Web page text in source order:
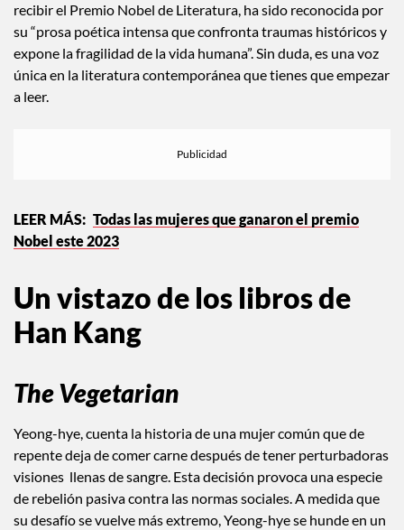
recibir el Premio Nobel de Literatura, ha sido reconocida por
su “prosa poética intensa que confronta traumas históricos y
expone la fragilidad de la vida humana”. Sin duda, es una voz
única en la literatura contemporánea que tienes que empezar
a leer.
Todas las mujeres que ganaron el premio
Nobel este 2023
Un vistazo de los libros de
Han Kang
The Vegetarian
Yeong-hye, cuenta la historia de una mujer común que de
repente deja de comer carne después de tener perturbadoras
visiones llenas de sangre. Esta decisión provoca una especie
de rebelión pasiva contra las normas sociales. A medida que
su desafío se vuelve más extremo, Yeong-hye se hunde en un